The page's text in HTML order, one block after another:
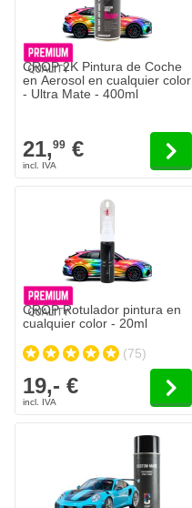
CROP 2K Pintura de Coche
en Aerosol en cualquier color
- Ultra Mate - 400ml
21,99 €
CROP Rotulador pintura en
cualquier color - 20ml
(75)
19,- €